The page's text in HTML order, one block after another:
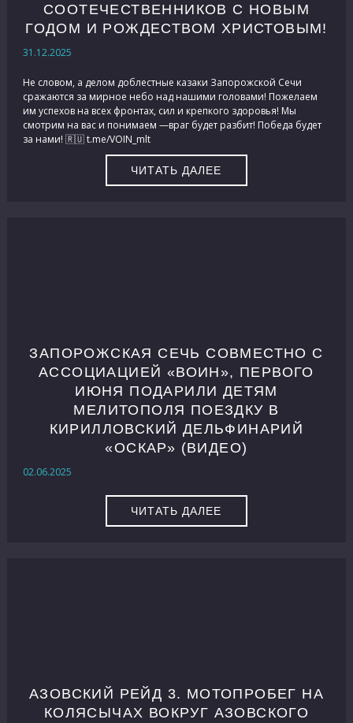
СООТЕЧЕСТВЕННИКОВ С НОВЫМ
ГОДОМ И РОЖДЕСТВОМ ХРИСТОВЫМ!
31.12.2025
Не словом, а делом доблестные казаки Запорожской Сечи
сражаются за мирное небо над нашими головами! Пожелаем
им успехов на всех фронтах, сил и крепкого здоровья! Мы
смотрим на вас и понимаем —враг будет разбит! Победа будет
за нами! 🇷🇺 t.me/VOIN_mlt
ЧИТАТЬ ДАЛЕЕ
ЗАПОРОЖСКАЯ СЕЧЬ СОВМЕСТНО С
АССОЦИАЦИЕЙ «ВОИН», ПЕРВОГО
ИЮНЯ ПОДАРИЛИ ДЕТЯМ
МЕЛИТОПОЛЯ ПОЕЗДКУ В
КИРИЛЛОВСКИЙ ДЕЛЬФИНАРИЙ
«ОСКАР» (ВИДЕО)
02.06.2025
ЧИТАТЬ ДАЛЕЕ
АЗОВСКИЙ РЕЙД 3. МОТОПРОБЕГ НА
КОЛЯСЫЧАХ ВОКРУГ АЗОВСКОГО